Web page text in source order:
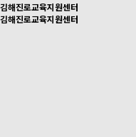
김해진로교육지원센터
김해진로교육지원센터